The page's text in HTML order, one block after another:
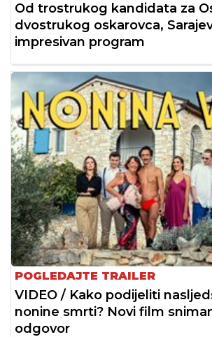
Od trostrukog kandidata za
dvostrukog oskarovca,
impresivan program
POGLEDAJTE TRAILER
VIDEO / Kako podijeliti
nonine smrti? Novi film
odgovor